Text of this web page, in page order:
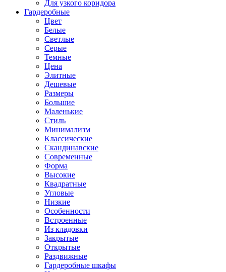
Для узкого коридора
Гардеробные
Цвет
Белые
Светлые
Серые
Темные
Цена
Элитные
Дешевые
Размеры
Большие
Маленькие
Стиль
Минимализм
Классические
Скандинавские
Современные
Форма
Высокие
Квадратные
Угловые
Низкие
Особенности
Встроенные
Из кладовки
Закрытые
Открытые
Раздвижные
Гардеробные шкафы